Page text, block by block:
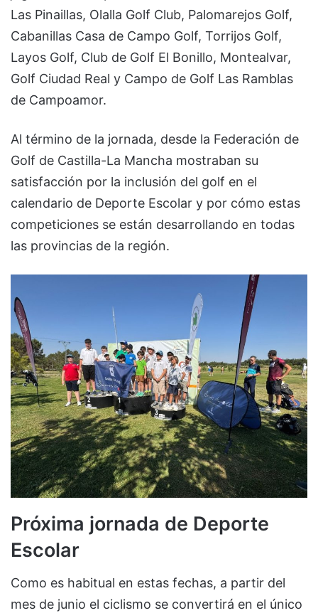
Las Pinaillas, Olalla Golf Club, Palomarejos Golf,
Cabanillas Casa de Campo Golf, Torrijos Golf,
Layos Golf, Club de Golf El Bonillo, Montealvar,
Golf Ciudad Real y Campo de Golf Las Ramblas
de Campoamor.
Al término de la jornada, desde la Federación de
Golf de Castilla-La Mancha mostraban su
satisfacción por la inclusión del golf en el
calendario de Deporte Escolar y por cómo estas
competiciones se están desarrollando en todas
las provincias de la región.
Próxima jornada de Deporte
Escolar
Como es habitual en estas fechas, a partir del
mes de junio el ciclismo se convertirá en el único